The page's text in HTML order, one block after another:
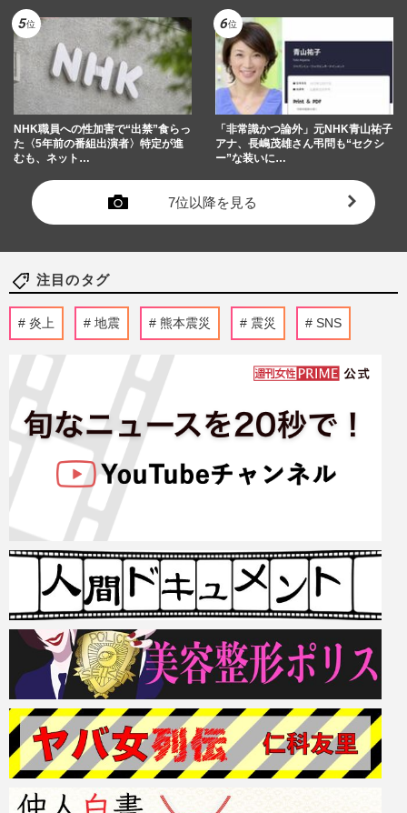
NHK職員への性加害で“出禁”食らっ
た〈5年前の番組出演者〉特定が進
むも、ネット…
「非常識かつ論外」元NHK青山祐子
アナ、長嶋茂雄さん弔問も“セクシ
ー”な装いに…
7位以降を見る
注目のタグ
炎上 地震 熊本震災 震災 SNS